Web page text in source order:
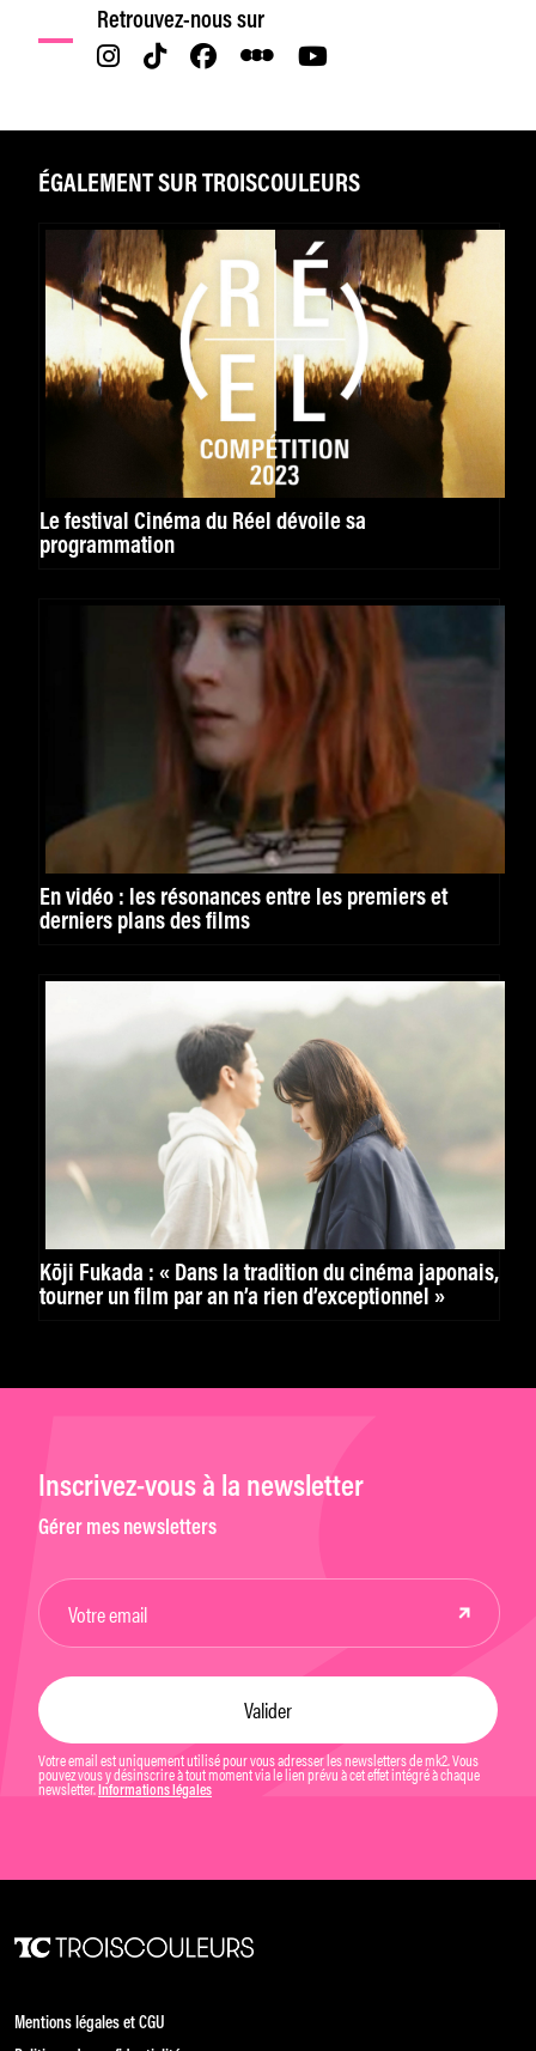
Retrouvez-nous sur
ÉGALEMENT SUR TROISCOULEURS
Le festival Cinéma du Réel dévoile sa
programmation
En vidéo : les résonances entre les premiers et
derniers plans des films
Kōji Fukada : « Dans la tradition du cinéma japonais,
tourner un film par an n’a rien d’exceptionnel »
Inscrivez-vous à la newsletter
Gérer mes newsletters
Votre email est uniquement utilisé pour vous adresser les newsletters de mk2. Vous
pouvez vous y désinscrire à tout moment via le lien prévu à cet effet intégré à chaque
newsletter. Informations légales
Mentions légales et CGU